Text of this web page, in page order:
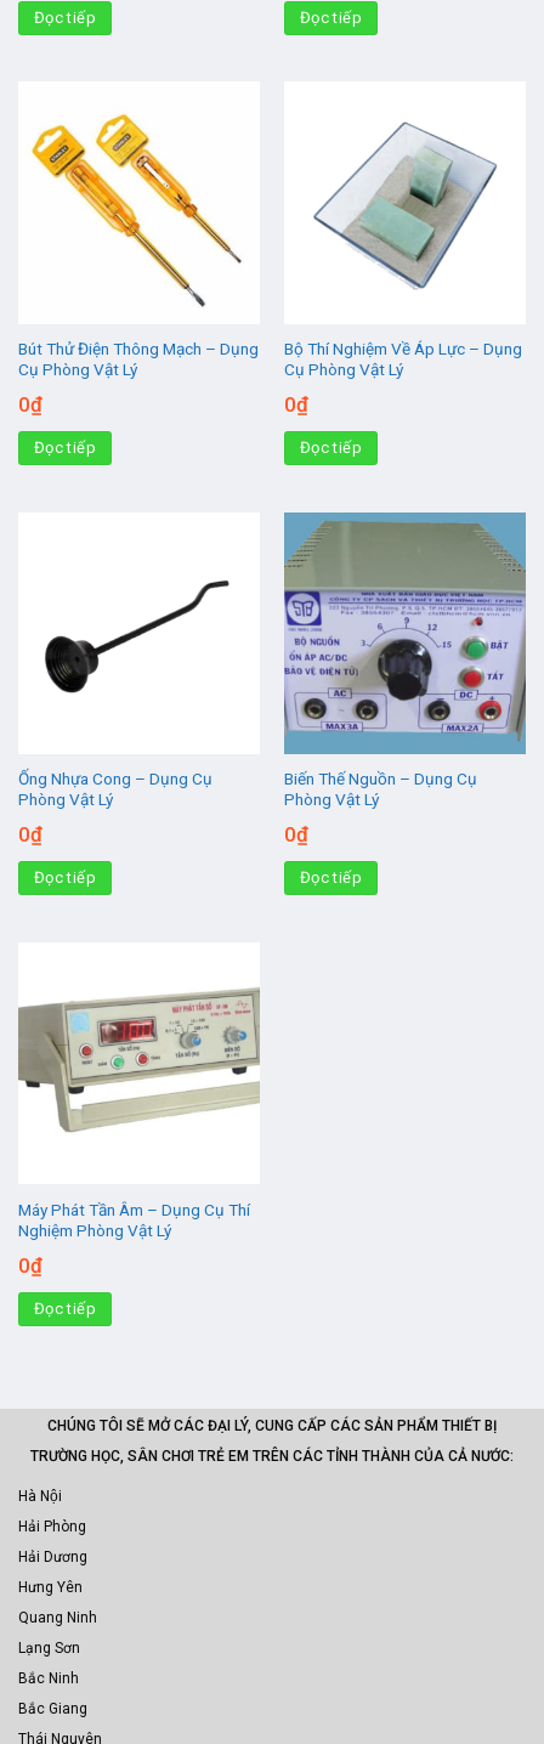
Đọc tiếp Đọc tiếp
Bút Thử Điện Thông Mạch – Dụng
Cụ Phòng Vật Lý
0₫
Đọc tiếp
Bộ Thí Nghiệm Về Áp Lực – Dụng
Cụ Phòng Vật Lý
0₫
Đọc tiếp
Ống Nhựa Cong – Dụng Cụ
Phòng Vật Lý
0₫
Đọc tiếp
Biến Thế Nguồn – Dụng Cụ
Phòng Vật Lý
0₫
Đọc tiếp
Máy Phát Tần Âm – Dụng Cụ Thí
Nghiệm Phòng Vật Lý
0₫
Đọc tiếp
CHÚNG TÔI SẼ MỞ CÁC ĐẠI LÝ, CUNG CẤP CÁC SẢN PHẨM THIẾT BỊ
TRƯỜNG HỌC, SÂN CHƠI TRẺ EM TRÊN CÁC TỈNH THÀNH CỦA CẢ NƯỚC:
Hà Nội
Hải Phòng
Hải Dương
Hưng Yên
Quang Ninh
Lạng Sơn
Bắc Ninh
Bắc Giang
Thái Nguyên